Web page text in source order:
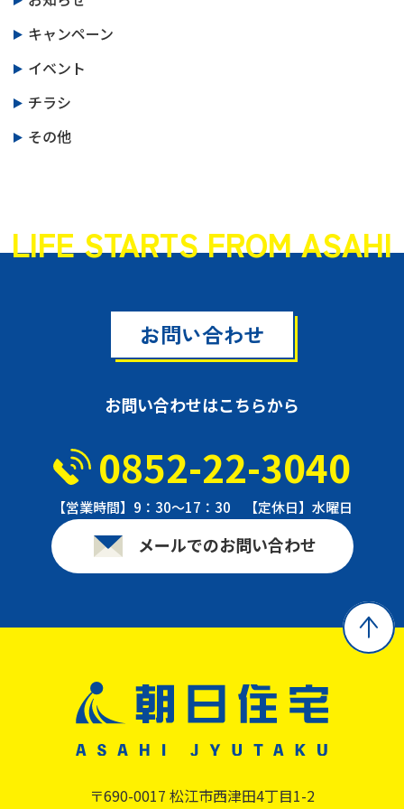
キャンペーン
イベント
チラシ
その他
LIFE STARTS FROM ASAHI
お問い合わせ
お問い合わせはこちらから
0852-22-3040
【営業時間】9：30〜17：30 【定休日】水曜日
メールでのお問い合わせ
〒690-0017 松江市西津田4丁目1-2